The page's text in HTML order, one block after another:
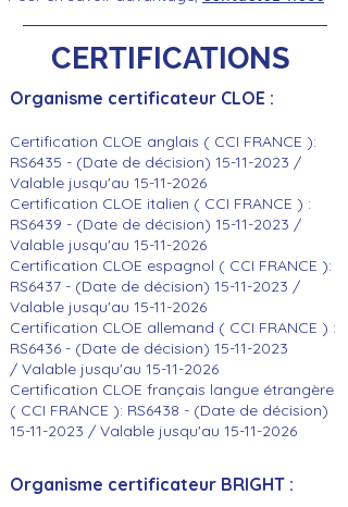
CERTIFICATIONS
Organisme certificateur CLOE :
Certification CLOE anglais ( CCI FRANCE ):
RS6435 - (Date de décision) 15-11-2023 /
Valable jusqu'au 15-11-2026
Certification CLOE italien ( CCI FRANCE ) :
RS6439 - (Date de décision) 15-11-2023 /
Valable jusqu'au 15-11-2026
Certification CLOE espagnol ( CCI FRANCE ):
RS6437 - (Date de décision) 15-11-2023 /
Valable jusqu'au 15-11-2026
Certification CLOE allemand ( CCI FRANCE ) :
RS6436 - (Date de décision) 15-11-2023
/ Valable jusqu'au 15-11-2026
Certification CLOE français langue étrangère
( CCI FRANCE ): RS6438 - (Date de décision)
15-11-2023 / Valable jusqu'au 15-11-2026
Organisme certificateur BRIGHT :